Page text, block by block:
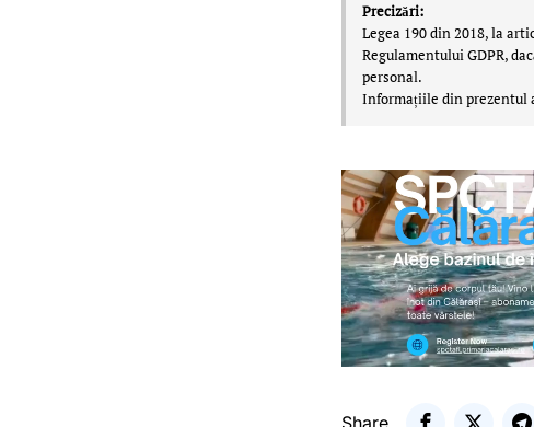
Precizări:
Legea 190 din 2018, la
Regulamentului GDPR,
personal.
Informațiile din prezentul